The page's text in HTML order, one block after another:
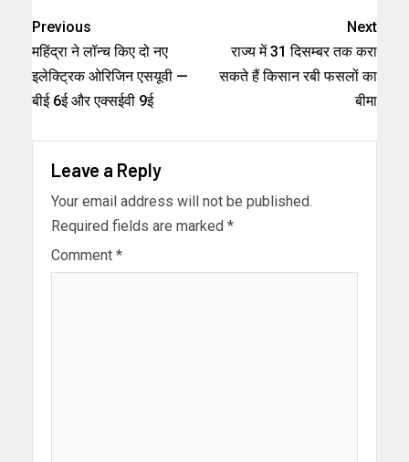
Previous
महिंद्रा ने लॉन्च किए दो नए
इलेक्ट्रिक ओरिजिन एसयूवी —
बीई 6ई और एक्सईवी 9ई
Next
राज्य में 31 दिसम्बर तक करा
सकते हैं किसान रबी फसलों का
बीमा
Leave a Reply
Your email address will not be published.
Required fields are marked *
Comment *